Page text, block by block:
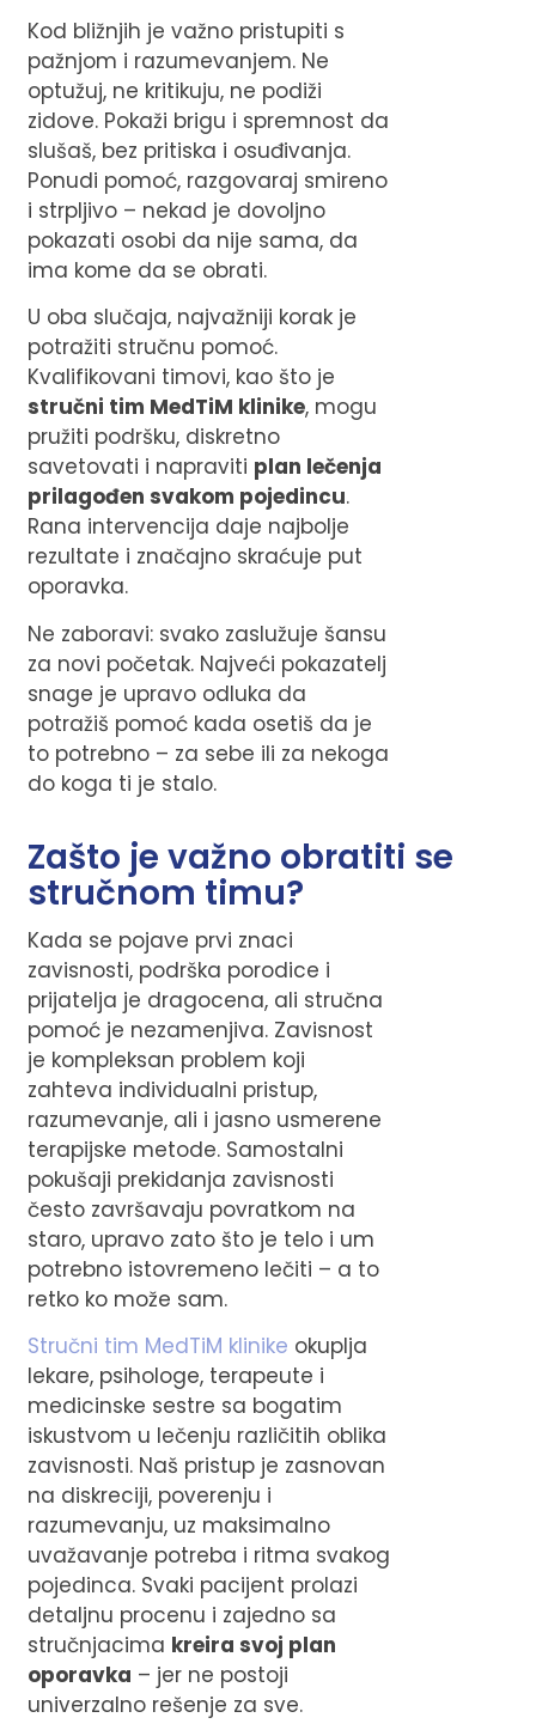
Kod bližnjih je važno pristupiti s
pažnjom i razumevanjem. Ne
optužuj, ne kritikuju, ne podiži
zidove. Pokaži brigu i spremnost da
slušaš, bez pritiska i osuđivanja.
Ponudi pomoć, razgovaraj smireno
i strpljivo – nekad je dovoljno
pokazati osobi da nije sama, da
ima kome da se obrati.
U oba slučaja, najvažniji korak je
potražiti stručnu pomoć.
Kvalifikovani timovi, kao što je
stručni tim MedTiM klinike, mogu
pružiti podršku, diskretno
savetovati i napraviti plan lečenja
prilagođen svakom pojedincu.
Rana intervencija daje najbolje
rezultate i značajno skraćuje put
oporavka.
Ne zaboravi: svako zaslužuje šansu
za novi početak. Najveći pokazatelj
snage je upravo odluka da
potražiš pomoć kada osetiš da je
to potrebno – za sebe ili za nekoga
do koga ti je stalo.
Zašto je važno obratiti se
stručnom timu?
Kada se pojave prvi znaci
zavisnosti, podrška porodice i
prijatelja je dragocena, ali stručna
pomoć je nezamenjiva. Zavisnost
je kompleksan problem koji
zahteva individualni pristup,
razumevanje, ali i jasno usmerene
terapijske metode. Samostalni
pokušaji prekidanja zavisnosti
često završavaju povratkom na
staro, upravo zato što je telo i um
potrebno istovremeno lečiti – a to
retko ko može sam.
Stručni tim MedTiM klinike okuplja
lekare, psihologe, terapeute i
medicinske sestre sa bogatim
iskustvom u lečenju različitih oblika
zavisnosti. Naš pristup je zasnovan
na diskreciji, poverenju i
razumevanju, uz maksimalno
uvažavanje potreba i ritma svakog
pojedinca. Svaki pacijent prolazi
detaljnu procenu i zajedno sa
stručnjacima kreira svoj plan
oporavka – jer ne postoji
univerzalno rešenje za sve.